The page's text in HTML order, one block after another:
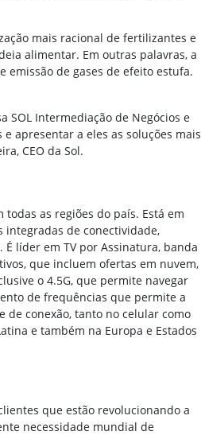
mais racional de fertilizantes e
alimentar. Em outras palavras, a
de gases de efeito estufa.
SOL Intermediação de Negócios e
apresentar a eles as soluções mais
CEO da Sol.
as regiões do país. Está em
integradas de conectividade,
líder em TV por Assinatura, banda
que incluem ofertas em nuvem,
o 4.5G, que permite navegar
de frequências que permite a
de conexão, tanto no celular como
e também na Europa e Estados
que estão revolucionando a
necessidade mundial de